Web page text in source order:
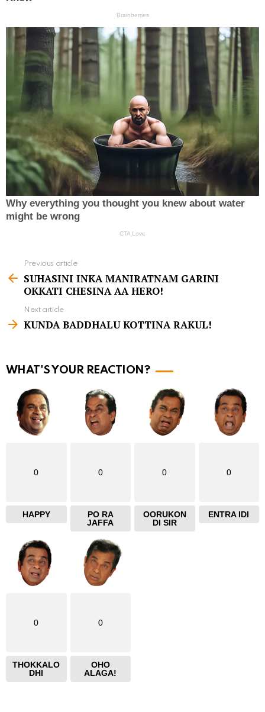
e
m
e
Previous article
SUHASINI INKA MANIRATNAM GARINI
OKKATI CHESINA AA HERO!
Next article
KUNDA BADDHALU KOTTINA RAKUL!
WHAT'S YOUR REACTION?
0
HAPPY
0
PO RA
JAFFA
0
OORUKON
DI SIR
0
ENTRA IDI
0
THOKKALO
DHI
0
OHO
ALAGA!